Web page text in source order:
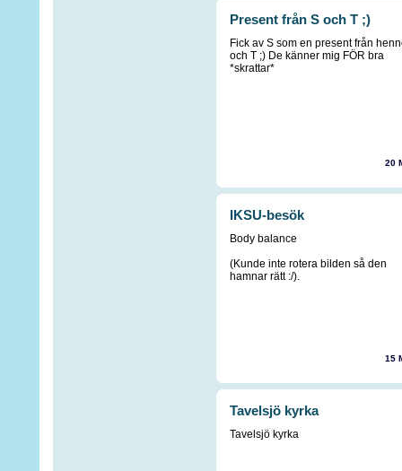
Present från S och T ;)
Fick av S som en present från
och T ;) De känner mig FÖR bra
*skrattar*
20
IKSU-besök
Body balance
(Kunde inte rotera bilden så den
hamnar rätt :/).
15
Tavelsjö kyrka
Tavelsjö kyrka